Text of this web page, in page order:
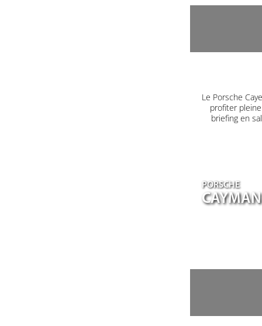
Le Porsche
profiter
briefing en
PORSCHE